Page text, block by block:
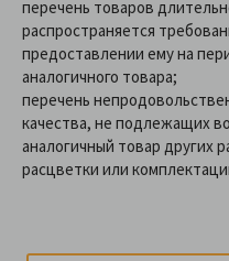
перечень товаров
распространяется
предоставлении ему на
аналогичного товара;
перечень
качества, не подлежащих
аналогичный товар других
расцветки или